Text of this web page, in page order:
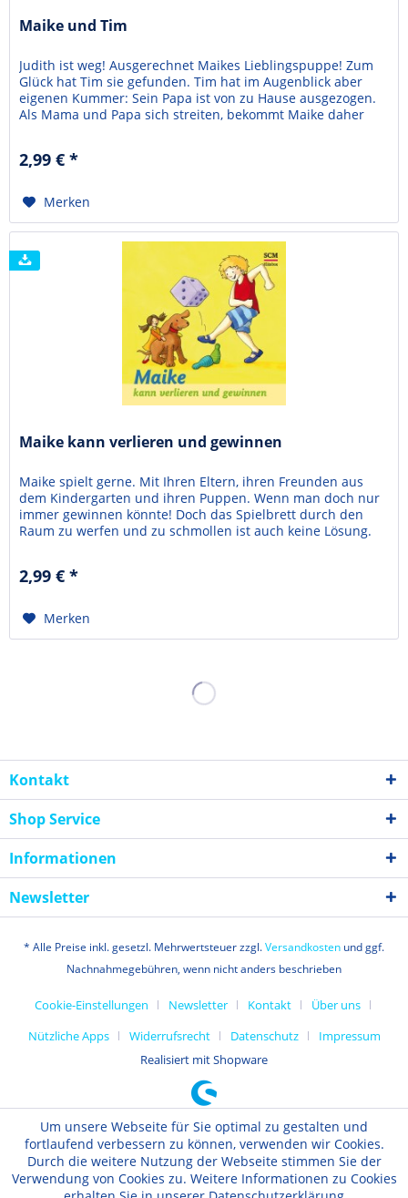
Maike und Tim
Judith ist weg! Ausgerechnet Maikes Lieblingspuppe! Zum
Glück hat Tim sie gefunden. Tim hat im Augenblick aber
eigenen Kummer: Sein Papa ist von zu Hause ausgezogen.
Als Mama und Papa sich streiten, bekommt Maike daher
Maike überglücklich. Bärbel...
2,99 € *
Merken
Maike kann verlieren und gewinnen
Maike spielt gerne. Mit Ihren Eltern, ihren Freunden aus
dem Kindergarten und ihren Puppen. Wenn man doch nur
immer gewinnen könnte! Doch das Spielbrett durch den
Raum zu werfen und zu schmollen ist auch keine Lösung.
bekommt! Und mit Gott kann man immer über alles...
2,99 € *
Merken
Kontakt
Shop Service
Informationen
Newsletter
* Alle Preise inkl. gesetzl. Mehrwertsteuer zzgl.Versandkosten und ggf.
Nachnahmegebühren, wenn nicht anders beschrieben
Cookie-Einstellungen Newsletter Kontakt
Über uns
Nützliche Apps
Widerrufsrecht Datenschutz
Impressum
Realisiert mit Shopware
Um unsere Webseite für Sie optimal zu gestalten und
fortlaufend verbessern zu können, verwenden wir Cookies.
Durch die weitere Nutzung der Webseite stimmen Sie der
Verwendung von Cookies zu. Weitere Informationen zu Cookies